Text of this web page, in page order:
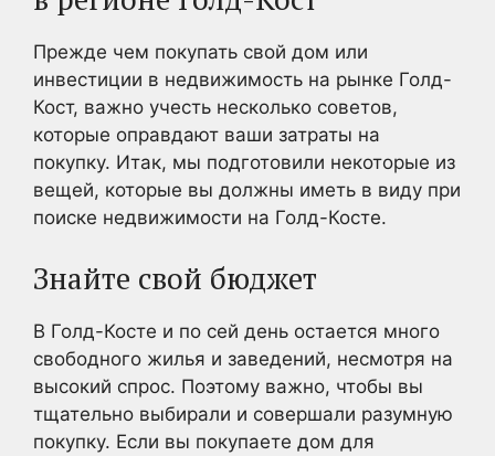
Прежде чем покупать свой дом или
инвестиции в недвижимость на рынке Голд-
Кост, важно учесть несколько советов,
которые оправдают ваши затраты на
покупку. Итак, мы подготовили некоторые из
вещей, которые вы должны иметь в виду при
поиске недвижимости на Голд-Косте.
Знайте свой бюджет
В Голд-Косте и по сей день остается много
свободного жилья и заведений, несмотря на
высокий спрос. Поэтому важно, чтобы вы
тщательно выбирали и совершали разумную
покупку. Если вы покупаете дом для